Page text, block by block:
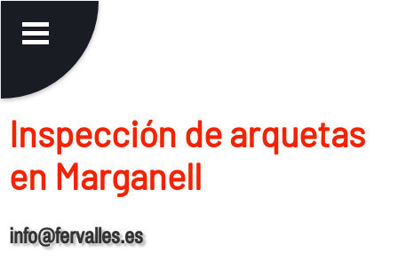
Inspección de arquetas
en Marganell
info@fervalles.es